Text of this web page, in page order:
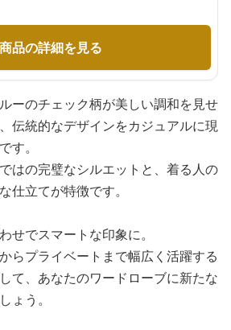
商品の詳細を見る
ーのチェック柄が美しい調和を見せ
伝統的なデザインをカジュアルに現
す。
はの完璧なシルエットと、着る人の
仕立てが特徴です。
せでスマートな印象に。
らプライベートまで幅広く活躍する
て、あなたのワードローブに新たな
ょう。